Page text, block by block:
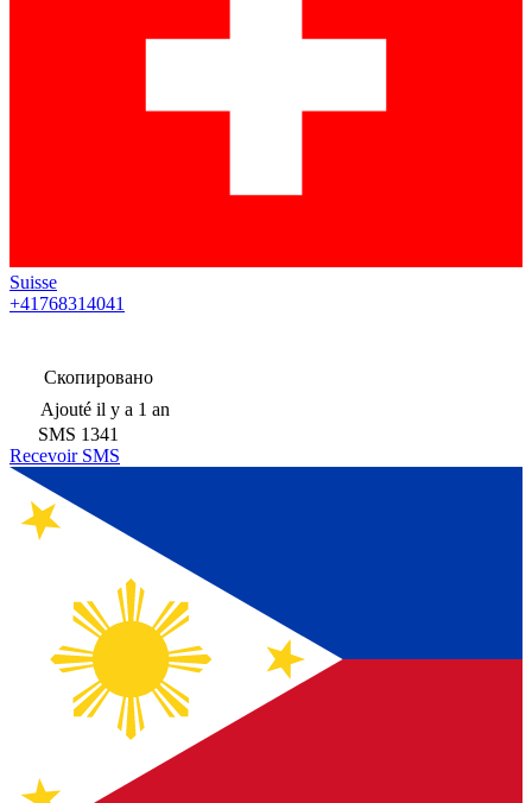
Suisse
+41768314041
Скопировано
Ajouté il y a 1 an
SMS 1341
Recevoir SMS